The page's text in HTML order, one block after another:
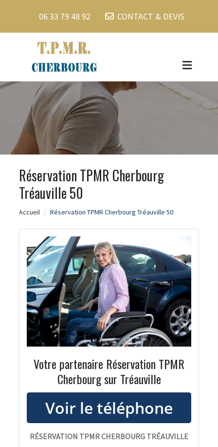
06 33 79 48 92 CONTACT & DEVIS
Réservation TPMR Cherbourg
Tréauville 50
Accueil Réservation TPMR Cherbourg Tréauville 50
Votre partenaire Réservation TPMR
Cherbourg sur Tréauville
RÉSERVATION TPMR CHERBOURG TRÉAUVILLE